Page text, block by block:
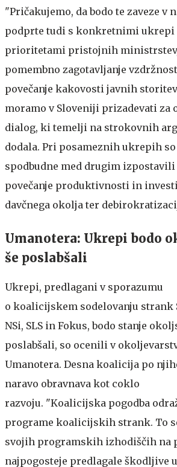
"Pričakujemo, da bodo te zaveze v
podprte tudi s konkretnimi
prioritetami pristojnih
pomembno zagotavljanje
povečanje kakovosti javnih
moramo v Sloveniji prizadevati za
dialog, ki temelji na strokovnih
dodala. Pri posameznih ukrepih
spodbudne med drugim izpostavili
povečanje produktivnosti in
davčnega okolja ter
Umanotera: Ukrepi bodo
še poslabšali
Ukrepi, predlagani v sporazumu
o koalicijskem sodelovanju strank
NSi, SLS in Fokus, bodo stanje
poslabšali, so ocenili v
Umanotera. Desna koalicija po
naravo obravnava kot coklo
razvoju. "Koalicijska pogodba
programe koalicijskih strank. To
svojih programskih izhodiščih na
najpogosteje predlagale škodljive